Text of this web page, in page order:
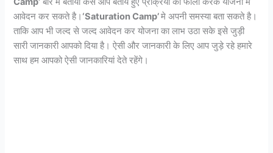
आवेदन कर सकते है। ‘Saturation Camp’मे अपनी समस्या बता सकते है।
ताकि आप भी जल्द से जल्द आवेदन कर योजना का लाभ उठा सके इसे जुड़ी
सारी जानकारी आपको दिया है। ऐसी और जानकारी के लिए आप जुड़े रहे हमारे
साथ हम आपको ऐसी जानकारियां देते रहेंगे।